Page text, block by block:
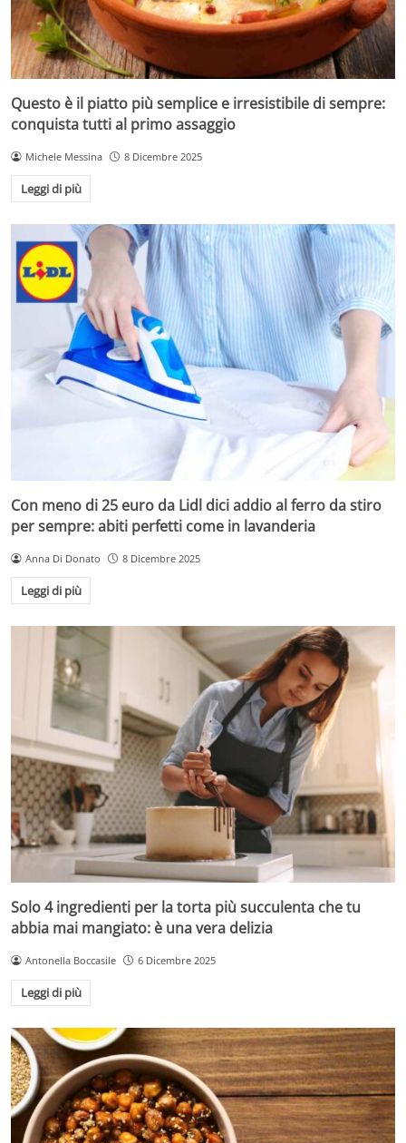
Questo è il piatto più semplice e irresistibile di sempre:
conquista tutti al primo assaggio
Michele Messina 8 Dicembre 2025
Leggi di più
Con meno di 25 euro da Lidl dici addio al ferro da stiro
per sempre: abiti perfetti come in lavanderia
Anna Di Donato 8 Dicembre 2025
Leggi di più
Solo 4 ingredienti per la torta più succulenta che tu
abbia mai mangiato: è una vera delizia
Antonella Boccasile 6 Dicembre 2025
Leggi di più